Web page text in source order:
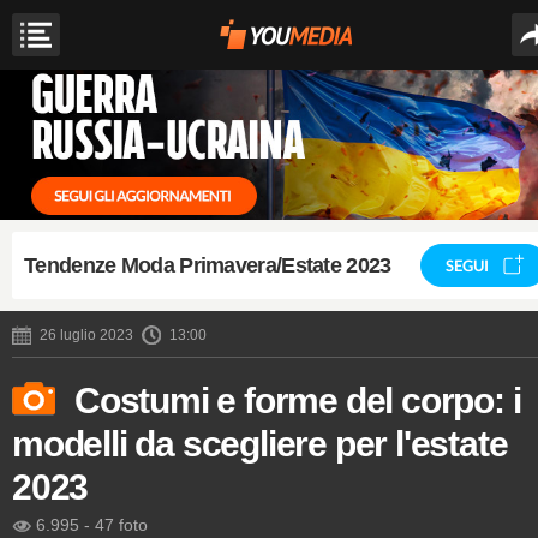
Tendenze Moda Primavera/Estate 2023 SEGUI
26 luglio 2023 13:00
Costumi e forme del corpo: i
modelli da scegliere per l'estate
2023
6.995 - 47 foto